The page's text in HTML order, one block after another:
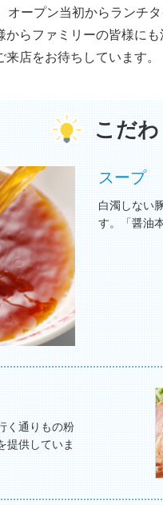
オープン当初からランチ
らファミリーの皆様に
店をお待ちしています。
こだわ
スープ
白濁しない
す。「醤油
く通りもの粉
提供していま